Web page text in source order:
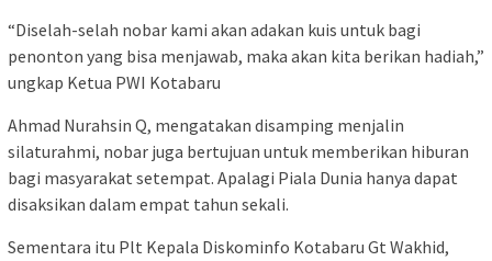
“Diselah-selah nobar kami akan adakan kuis untuk bagi
penonton yang bisa menjawab, maka akan kita berikan hadiah,”
ungkap Ketua PWI Kotabaru
Ahmad Nurahsin Q, mengatakan disamping menjalin
silaturahmi, nobar juga bertujuan untuk memberikan hiburan
bagi masyarakat setempat. Apalagi Piala Dunia hanya dapat
disaksikan dalam empat tahun sekali.
Sementara itu Plt Kepala Diskominfo Kotabaru Gt Wakhid,